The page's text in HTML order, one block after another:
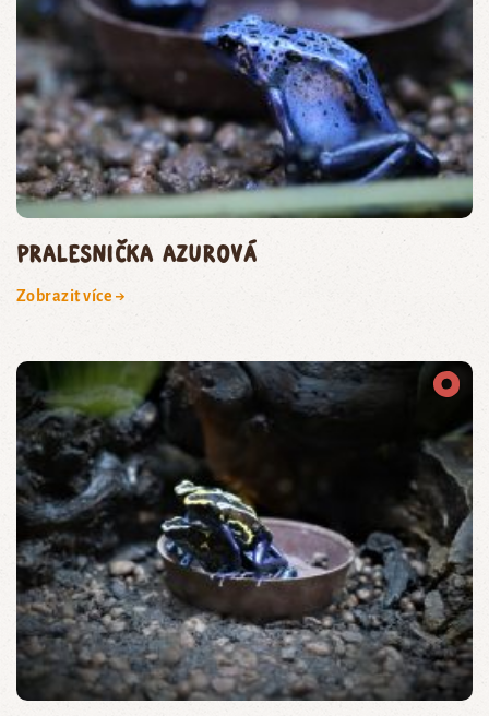
pralesnička azurová
Zobrazit více →